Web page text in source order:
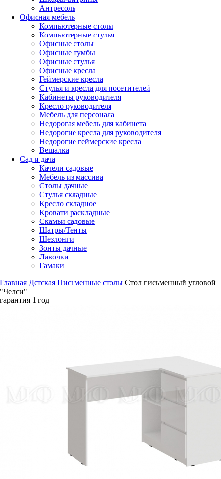
Антресоль
Офисная мебель
Компьютерные столы
Компьютерные стулья
Офисные столы
Офисные тумбы
Офисные стулья
Офисные кресла
Геймерские кресла
Стулья и кресла для посетителей
Кабинеты руководителя
Кресло руководителя
Мебель для персонала
Недорогая мебель для кабинета
Недорогие кресла для руководителя
Недорогие геймерские кресла
Вешалка
Сад и дача
Качели садовые
Мебель из массива
Столы дачные
Стулья складные
Кресло складное
Кровати раскладные
Скамьи садовые
Шатры/Тенты
Шезлонги
Зонты дачные
Лавочки
Гамаки
Главная Детская Письменные столы Стол письменный угловой
"Челси"
гарантия 1 год